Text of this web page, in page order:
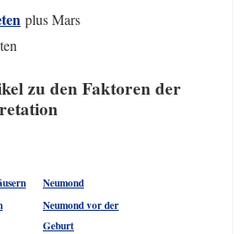
plus Mars
zu den Faktoren der
Neumond
Neumond vor der
Geburt